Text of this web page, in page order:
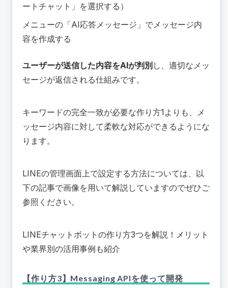
ートチャット」を選択する）
メニューの「AI応答メッセージ」でメッセージ内
容を作成する
ユーザーが送信した内容をAIが判別し、適切なメッ
セージが返信される仕組みです。
キーワードの完全一致が必要な作り方1よりも、メ
ッセージ内容に対して柔軟な対応ができるようにな
ります。
LINEの管理画面上で設定する方法については、以
下の記事で画像を用いて解説していますのでぜひご
参照ください。
LINEチャットボットの作り方3つを解説！メリット
や業界別の活用事例も紹介
【作り方3】Messaging APIを使って開発